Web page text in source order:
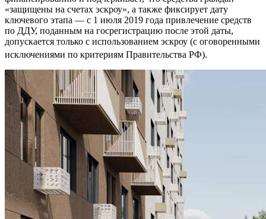
«защищены на счетах эскроу», а также фиксирует дату
ключевого этапа — с 1 июля 2019 года привлечение средств
по ДДУ, поданным на госрегистрацию после этой даты,
допускается только с использованием эскроу (с оговоренными
исключениями по критериям Правительства РФ).